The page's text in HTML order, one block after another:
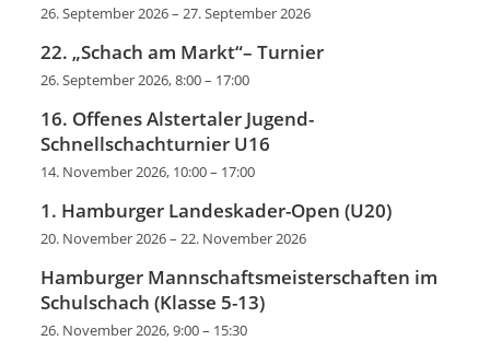
26. September 2026– 27. September 2026
22. „Schach am Markt“– Turnier
26. September 2026, 8:00– 17:00
16. Offenes Alstertaler Jugend-
Schnellschachturnier U16
14. November 2026, 10:00– 17:00
1. Hamburger Landeskader-Open (U20)
20. November 2026– 22. November 2026
Hamburger Mannschaftsmeisterschaften im
Schulschach (Klasse 5-13)
26. November 2026, 9:00– 15:30